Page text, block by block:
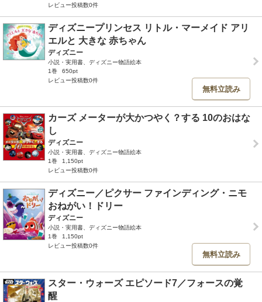
レビュー投稿数0件
ディズニープリンセス リトル・マーメイド アリ
エルと 大きな 赤ちゃん
ディズニー
小説・実用書、ディズニー物語絵本
1巻
650pt
レビュー投稿数0件
無料立読み
カーズ メーターが大かつやく？する 10のおはな
し
ディズニー
小説・実用書、ディズニー物語絵本
1巻
1,150pt
レビュー投稿数0件
ディズニー／ピクサー ファインディング・ニモ
おねがい！ドリー
ディズニー
小説・実用書、ディズニー物語絵本
1巻
1,150pt
レビュー投稿数0件
無料立読み
スター・ウォーズ エピソード7／フォースの覚
醒